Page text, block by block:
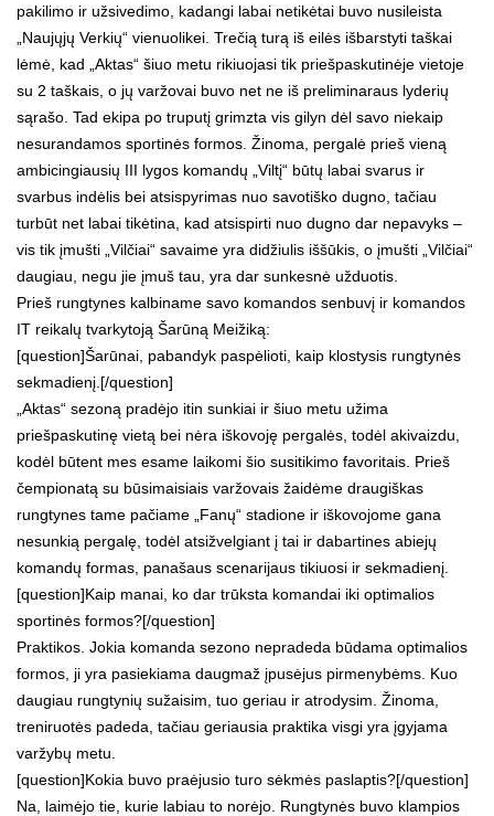
pakilimo ir užsivedimo, kadangi labai netikėtai buvo nusileista
„Naujųjų Verkių“ vienuolikei. Trečią turą iš eilės išbarstyti taškai
lėmė, kad „Aktas“ šiuo metu rikiuojasi tik priešpaskutinėje vietoje
su 2 taškais, o jų varžovai buvo net ne iš preliminaraus lyderių
sąrašo. Tad ekipa po truputį grimzta vis gilyn dėl savo niekaip
nesurandamos sportinės formos. Žinoma, pergalė prieš vieną
ambicingiausių III lygos komandų „Viltį“ būtų labai svarus ir
svarbus indėlis bei atsispyrimas nuo savotiško dugno, tačiau
turbūt net labai tikėtina, kad atsispirti nuo dugno dar nepavyks –
vis tik įmušti „Vilčiai“ savaime yra didžiulis iššūkis, o įmušti „Vilčiai“
daugiau, negu jie įmuš tau, yra dar sunkesnė užduotis.
Prieš rungtynes kalbiname savo komandos senbuvį ir komandos
IT reikalų tvarkytoją Šarūną Meižiką:
[question]Šarūnai, pabandyk paspėlioti, kaip klostysis rungtynės
sekmadienį.[/question]
„Aktas“ sezoną pradėjo itin sunkiai ir šiuo metu užima
priešpaskutinę vietą bei nėra iškovoję pergalės, todėl akivaizdu,
kodėl būtent mes esame laikomi šio susitikimo favoritais. Prieš
čempionatą su būsimaisiais varžovais žaidėme draugiškas
rungtynes tame pačiame „Fanų“ stadione ir iškovojome gana
nesunkią pergalę, todėl atsižvelgiant į tai ir dabartines abiejų
komandų formas, panašaus scenarijaus tikiuosi ir sekmadienį.
[question]Kaip manai, ko dar trūksta komandai iki optimalios
sportinės formos?[/question]
Praktikos. Jokia komanda sezono nepradeda būdama optimalios
formos, ji yra pasiekiama daugmaž įpusėjus pirmenybėms. Kuo
daugiau rungtynių sužaisim, tuo geriau ir atrodysim. Žinoma,
treniruotės padeda, tačiau geriausia praktika visgi yra įgyjama
varžybų metu.
[question]Kokia buvo praėjusio turo sėkmės paslaptis?[/question]
Na, laimėjo tie, kurie labiau to norėjo. Rungtynės buvo klampios